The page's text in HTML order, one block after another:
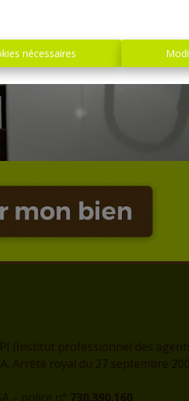
nécessaires
Contact
info@logissim.be
(Institut professionnel des
Arrêté royal du 27 septembre
– police n° 730.390.160